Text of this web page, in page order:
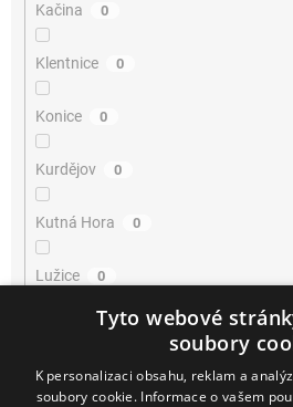
Kačina 0
Klentnice 0
Konice 0
Kurdějov 0
Kutná Hora 0
Lužice 0
0
Mikulov 0
Tyto webové
soubory
K personalizaci obsahu, reklam a
soubory cookie. Informace o vašem